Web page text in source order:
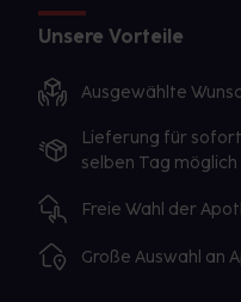
Unsere Vorteile
Ausgewählte
Lieferung für
selben Tag möglich
Freie Wahl der
Große Auswahl an